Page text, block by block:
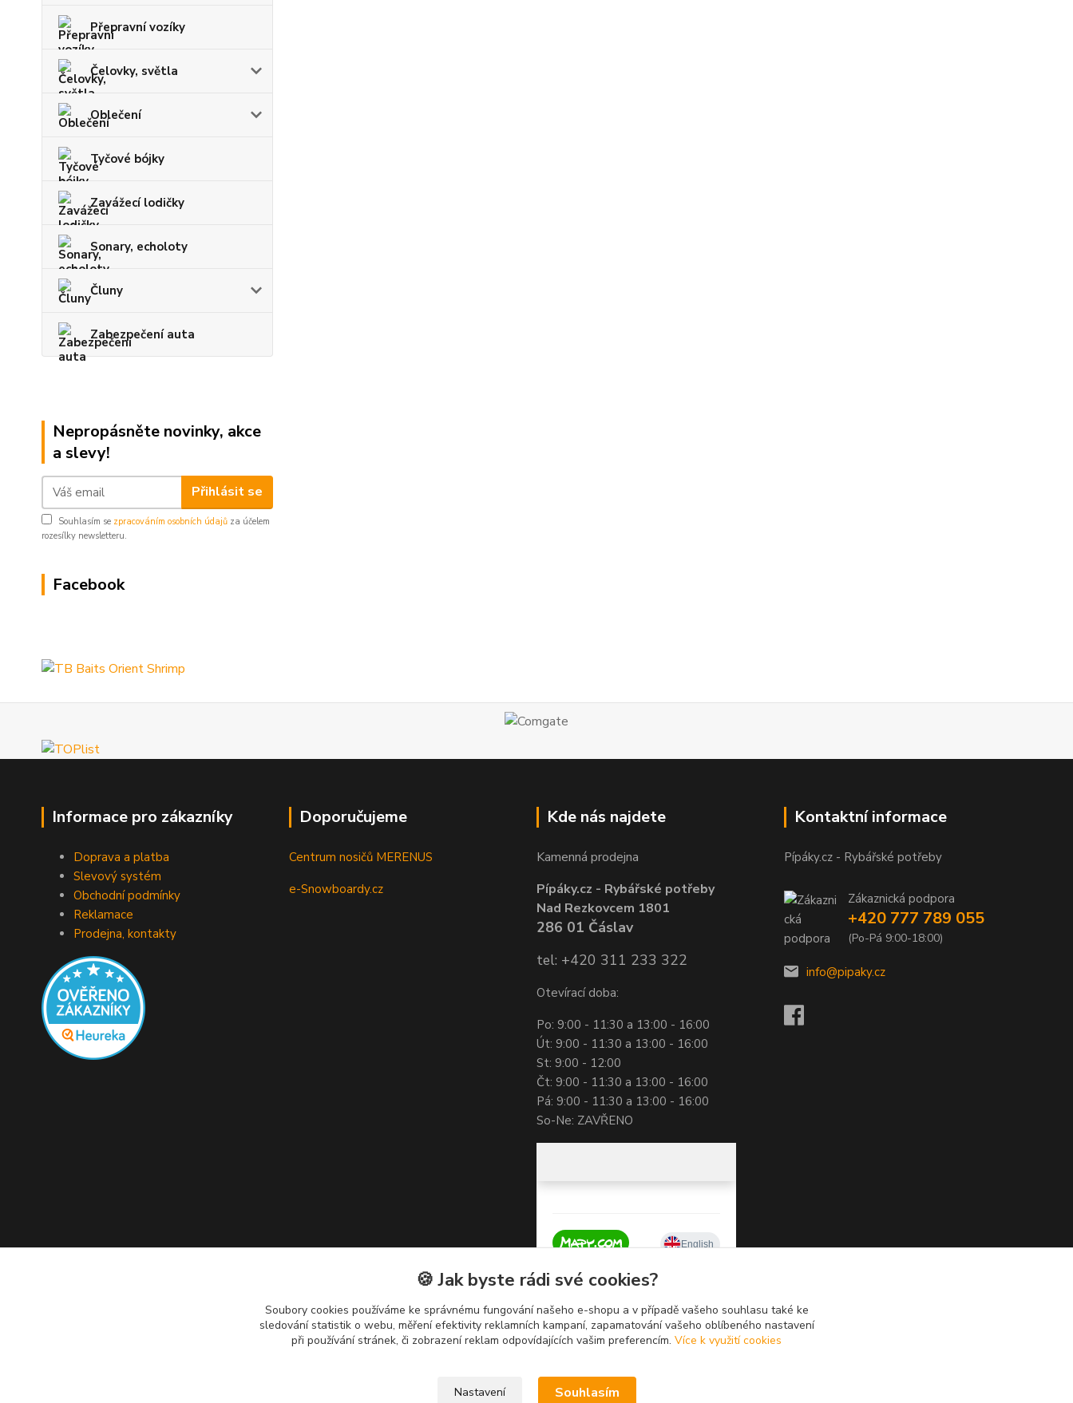
Přepravní vozíky
Čelovky, světla
Oblečení
Tyčové bójky
Zavážecí lodičky
Sonary, echoloty
Čluny
Zabezpečení auta
Nepropásněte novinky, akce
a slevy!
Přihlásit se
Souhlasím se zpracováním osobních údajů za účelem
rozesílky newsletteru.
Facebook
Informace pro zákazníky
Doprava a platba
Slevový systém
Obchodní podmínky
Reklamace
Prodejna, kontakty
Doporučujeme
Centrum nosičů MERENUS
e-Snowboardy.cz
Kde nás najdete
Kamenná prodejna
Pípáky.cz - Rybářské potřeby
Nad Rezkovcem 1801
286 01 Čáslav
tel: +420 311 233 322
Otevírací doba:
Po: 9:00 - 11:30 a 13:00 - 16:00
Út: 9:00 - 11:30 a 13:00 - 16:00
St: 9:00 - 12:00
Čt: 9:00 - 11:30 a 13:00 - 16:00
Pá: 9:00 - 11:30 a 13:00 - 16:00
So-Ne: ZAVŘENO
Kontaktní informace
Pípáky.cz - Rybářské potřeby
Zákaznická podpora
+420 777 789 055
(Po-Pá 9:00-18:00)
info@pipaky.cz
🍪 Jak byste rádi své cookies?
Soubory cookies používáme ke správnému fungování našeho e-shopu a v případě vašeho souhlasu také ke
sledování statistik o webu, měření efektivity reklamních kampaní, zapamatování vašeho oblíbeného nastavení
při používání stránek, či zobrazení reklam odpovídajících vašim preferencím. Více k využití cookies
Nastavení Souhlasím